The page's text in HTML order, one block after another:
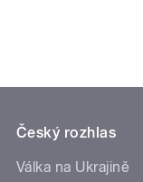
Český rozhlas
Válka na Ukrajině